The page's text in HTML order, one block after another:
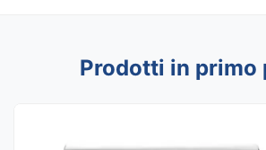
Prodotti in primo